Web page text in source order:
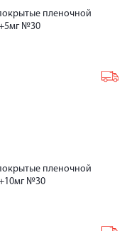
пленочной
№30
пленочной
№30